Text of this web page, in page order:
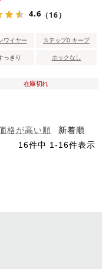
4.6 （16）
ワイヤー ステップ0 キープ
っきり ホックなし
在庫切れ
格が高い順
新着順
16件中 1 -16件表示